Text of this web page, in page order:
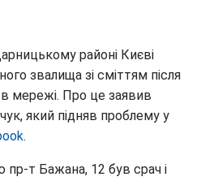
районі Києві
звалища зі сміттям після
мережі. Про це заявив
який підняв проблему у
.
т Бажана, 12 був срач і